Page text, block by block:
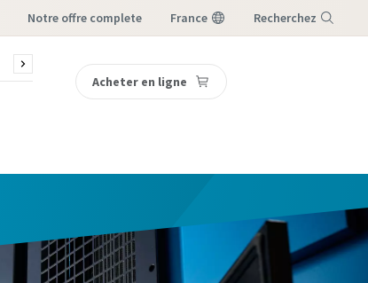
notre offre complete France Recherchez
Contactez-nous
Acheter en ligne